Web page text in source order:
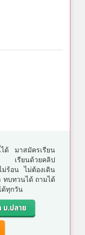
ด้ มาสมัครเรียน
เรียนด้วยคลิป
ร้อน ไม่ต้องเดิน
ทบทวนได้ ถามได้
ด้ทุกวัน
.ปลาย